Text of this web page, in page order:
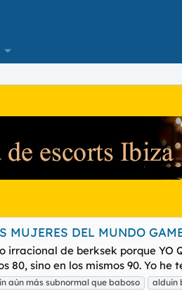
DEL MUNDO
de berksek porque YO
80, sino en los mismos 90. Yo
aún más subnormal que baboso alduin